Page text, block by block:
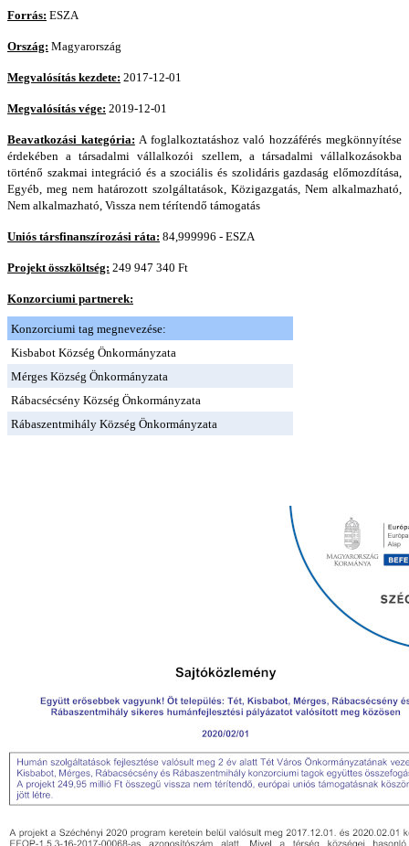
Forrás: ESZA
Ország: Magyarország
Megvalósítás kezdete: 2017-12-01
Megvalósítás vége: 2019-12-01
Beavatkozási kategória: A foglalkoztatáshoz való hozzáférés megkönnyítése
érdekében a társadalmi vállalkozói szellem, a társadalmi vállalkozásokba
történő szakmai integráció és a szociális és szolidáris gazdaság előmozdítása,
Egyéb, meg nem határozott szolgáltatások, Közigazgatás, Nem alkalmazható,
Nem alkalmazható, Vissza nem térítendő támogatás
Uniós társfinanszírozási ráta: 84,999996 - ESZA
Projekt összköltség: 249 947 340 Ft
Konzorciumi partnerek:
Konzorciumi tag megnevezése:
Kisbabot Község Önkormányzata
Mérges Község Önkormányzata
Rábacsécsény Község Önkormányzata
Rábaszentmihály Község Önkormányzata